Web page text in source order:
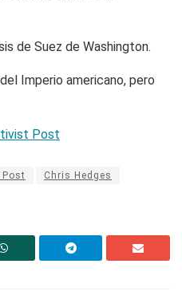
de Suez de Washington.
Imperio americano, pero
Post
Chris Hedges